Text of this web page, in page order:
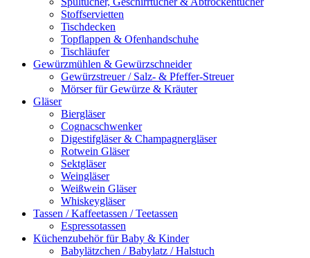
Stoffservietten
Tischdecken
Topflappen & Ofenhandschuhe
Tischläufer
Gewürzmühlen & Gewürzschneider
Gewürzstreuer / Salz- & Pfeffer-Streuer
Mörser für Gewürze & Kräuter
Gläser
Biergläser
Cognacschwenker
Digestifgläser & Champagnergläser
Rotwein Gläser
Sektgläser
Weingläser
Weißwein Gläser
Whiskeygläser
Tassen / Kaffeetassen / Teetassen
Espressotassen
Küchenzubehör für Baby & Kinder
Babylätzchen / Babylatz / Halstuch